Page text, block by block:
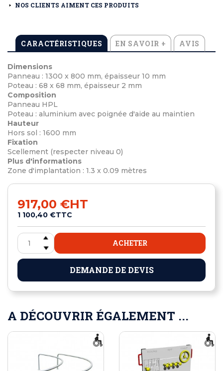
NOS CLIENTS AIMENT CES PRODUITS
CARACTÉRISTIQUES EN SAVOIR + AVIS
Dimensions
Panneau : 1300 x 800 mm, épaisseur 10 mm
Poteau : 68 x 68 mm, épaisseur 2 mm
Composition
Panneau HPL
Poteau : aluminium avec poignée d'aide au maintien
Hauteur
Hors sol : 1600 mm
Fixation
Scellement (respecter niveau 0)
Plus d'informations
Zone d'implantation : 1.3 x 0.09 mètres
917,00 €HT
1 100,40 €TTC
ACHETER
DEMANDE DE DEVIS
A DÉCOUVRIR ÉGALEMENT ...